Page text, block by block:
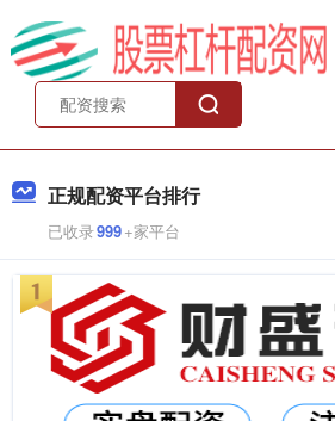
正规配资平台排行
已收录999+家平台